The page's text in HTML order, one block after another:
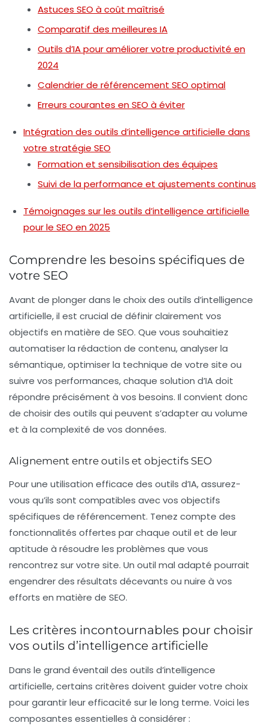
Astuces SEO à coût maîtrisé
Comparatif des meilleures IA
Outils d’IA pour améliorer votre productivité en
2024
Calendrier de référencement SEO optimal
Erreurs courantes en SEO à éviter
Intégration des outils d’intelligence artificielle dans
votre stratégie SEO
Formation et sensibilisation des équipes
Suivi de la performance et ajustements continus
Témoignages sur les outils d’intelligence artificielle
pour le SEO en 2025
Comprendre les besoins spécifiques de
votre SEO
Avant de plonger dans le choix des outils d’intelligence
artificielle, il est crucial de définir clairement vos
objectifs en matière de SEO. Que vous souhaitiez
automatiser la rédaction de contenu, analyser la
sémantique, optimiser la technique de votre site ou
suivre vos performances, chaque solution d’IA doit
répondre précisément à vos besoins. Il convient donc
de choisir des outils qui peuvent s’adapter au volume
et à la complexité de vos données.
Alignement entre outils et objectifs SEO
Pour une utilisation efficace des outils d’IA, assurez-
vous qu’ils sont compatibles avec vos objectifs
spécifiques de référencement. Tenez compte des
fonctionnalités offertes par chaque outil et de leur
aptitude à résoudre les problèmes que vous
rencontrez sur votre site. Un outil mal adapté pourrait
engendrer des résultats décevants ou nuire à vos
efforts en matière de SEO.
Les critères incontournables pour choisir
vos outils d’intelligence artificielle
Dans le grand éventail des outils d’intelligence
artificielle, certains critères doivent guider votre choix
pour garantir leur efficacité sur le long terme. Voici les
composantes essentielles à considérer :